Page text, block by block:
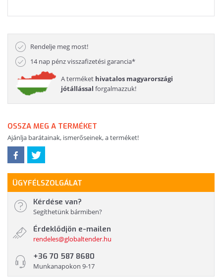
Rendelje meg most!
14 nap pénz visszafizetési garancia*
A terméket hivatalos magyarországi
jótállással forgalmazzuk!
OSSZA MEG A TERMÉKET
Ajánlja barátainak, ismerőseinek, a terméket!
ÜGYFÉLSZOLGÁLAT
Kérdése van?
Segíthetünk bármiben?
Érdeklődjön e-mailen
rendeles@globaltender.hu
+36 70 587 8680
Munkanapokon 9-17